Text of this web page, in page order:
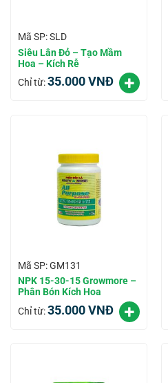
Mã SP: SLD
Siêu Lân Đỏ – Tạo Mầm
Hoa – Kích Rễ
Chỉ từ:35.000VNĐ
Mã SP: GM131
NPK 15-30-15 Growmore –
Phân Bón Kích Hoa
Chỉ từ:35.000VNĐ